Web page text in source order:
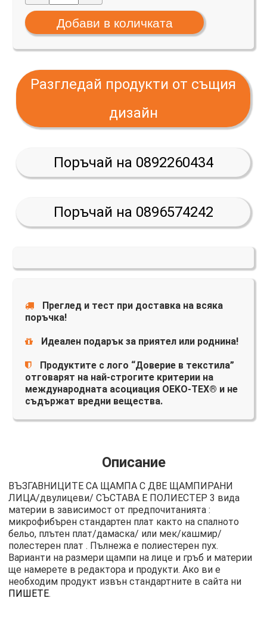
Разгледай продукти от същия
дизайн
Поръчай на 0892260434
Поръчай на 0896574242
Преглед и тест при доставка на всяка
поръчка!
Идеален подарък за приятел или роднина!
Продуктите с лого “Доверие в текстила”
отговарят на най-строгите критерии на
международната асоциация OEKO-TEX® и не
съдържат вредни вещества.
Описание
ВЪЗГАВНИЦИТЕ СА ЩАМПА С ДВЕ ЩАМПИРАНИ
ЛИЦА/двулицеви/ СЪСТАВА Е ПОЛИЕСТЕР 3 вида
материи в зависимост от предпочитанията :
микрофибърен стандартен плат както на спалното
бельо, плътен плат/дамаска/ или мек/кашмир/
полестерен плат . Пълнежа е полиестерен пух.
Варианти на размери щампи на лице и гръб и материи
ще намерете в редактора и продукти. Ако ви е
необходим продукт извън стандартните в сайта ни
ПИШЕТЕ.